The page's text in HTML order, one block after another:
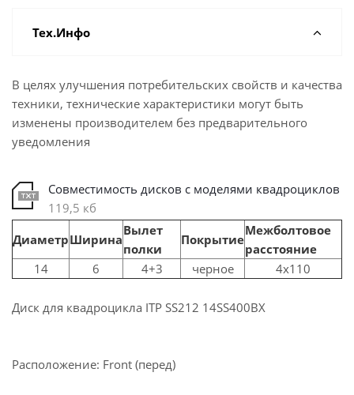
Тех.Инфо
В целях улучшения потребительских свойств и качества
техники, технические характеристики могут быть
изменены производителем без предварительного
уведомления
Совместимость дисков с моделями квадроциклов
119,5 кб
ДиаметрШирина
Вылет
полки
Покрытие
Межболтовое
расстояние
14
6 4+3 черное 4x110
Диск для квадроцикла ITP SS212 14SS400BX
Расположение: Front (перед)